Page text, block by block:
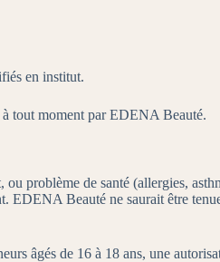
en institut.
tout moment par EDENA Beauté.
problème de santé (allergies,
Beauté ne saurait être
âgés de 16 à 18 ans, une